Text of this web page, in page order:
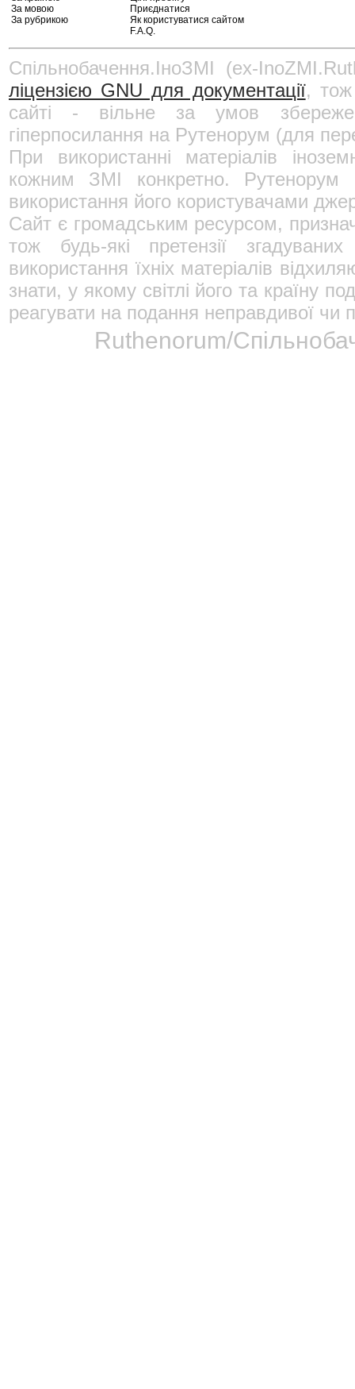
За мовою
За рубрикою
Приєднатися
Як користуватися сайтом
F.A.Q.
Спільнобачення.ІноЗМІ (ex-
ліцензією GNU для документації, тож
сайті - вільне за умов
гіперпосилання на Рутенорум (для
При використанні матеріалів
кожним ЗМІ конкретно. Рутенорум
використання його користувачами
Сайт є громадським ресурсом,
тож будь-які претензії
використання їхніх матеріалів
знати, у якому світлі його та країну
реагувати на подання неправдивої чи
Ruthenorum/